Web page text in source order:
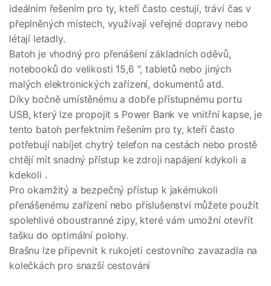
ideálním řešením pro ty, kteří často cestují, tráví čas v
přeplněných místech, využívají veřejné dopravy nebo
létají letadly.
Batoh je vhodný pro přenášení základních oděvů,
notebooků do velikosti 15,6 ", tabletů nebo jiných
malých elektronických zařízení, dokumentů atd.
Díky bočně umístěnému a dobře přístupnému portu
USB, který lze propojit s Power Bank ve vnitřní kapse, je
tento batoh perfektním řešením pro ty, kteří často
potřebují nabíjet chytrý telefon na cestách nebo prostě
chtějí mít snadný přístup ke zdroji napájení kdykoli a
kdekoli .
Pro okamžitý a bezpečný přístup k jakémukoli
přenášenému zařízení nebo příslušenství můžete použít
spolehlivé oboustranné zipy, které vám umožní otevřít
tašku do optimální polohy.
Brašnu lze připevnit k rukojeti cestovního zavazadla na
kolečkách pro snazší cestování